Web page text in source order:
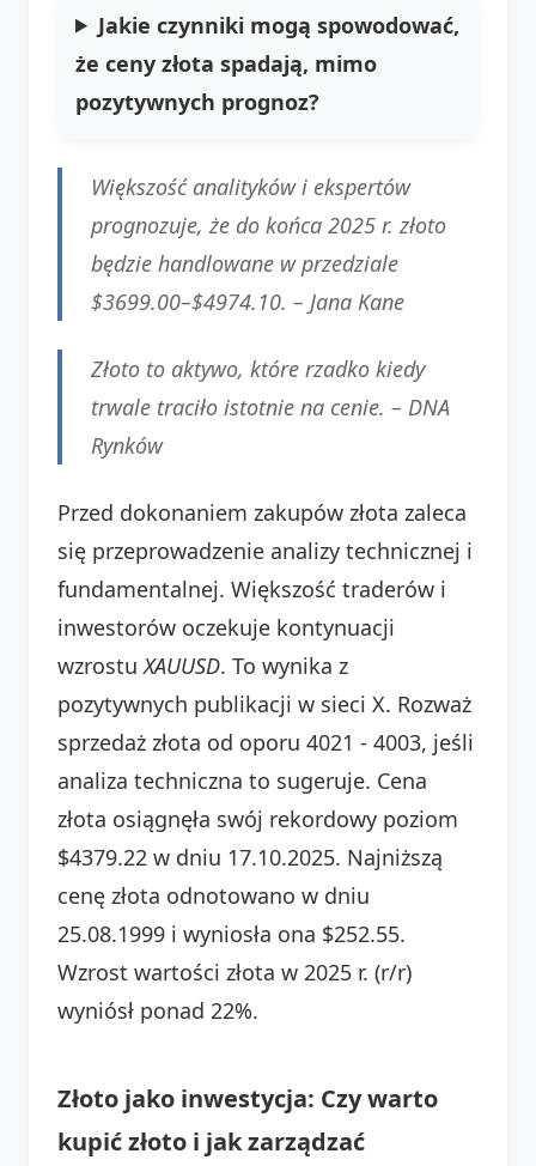
Jakie czynniki mogą spowodować,
że ceny złota spadają, mimo
pozytywnych prognoz?
Większość analityków i ekspertów
prognozuje, że do końca 2025 r. złoto
będzie handlowane w przedziale
$3699.00–$4974.10. – Jana Kane
Złoto to aktywo, które rzadko kiedy
trwale traciło istotnie na cenie. – DNA
Rynków
Przed dokonaniem zakupów złota zaleca
się przeprowadzenie analizy technicznej i
fundamentalnej. Większość traderów i
inwestorów oczekuje kontynuacji
wzrostu XAUUSD. To wynika z
pozytywnych publikacji w sieci X. Rozważ
sprzedaż złota od oporu 4021 - 4003, jeśli
analiza techniczna to sugeruje. Cena
złota osiągnęła swój rekordowy poziom
$4379.22 w dniu 17.10.2025. Najniższą
cenę złota odnotowano w dniu
25.08.1999 i wyniosła ona $252.55.
Wzrost wartości złota w 2025 r. (r/r)
wyniósł ponad 22%.
Złoto jako inwestycja: Czy warto
kupić złoto i jak zarządzać